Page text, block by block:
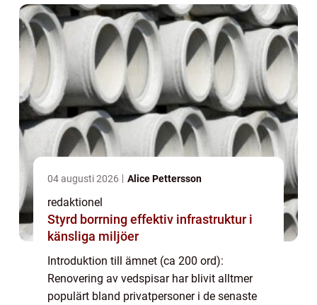
und...
04 augusti 2026 Alice Pettersson
redaktionel
Styrd borrning effektiv infrastruktur i
känsliga miljöer
Introduktion till ämnet (ca 200 ord):
Renovering av vedspisar har blivit alltmer
populärt bland privatpersoner i de senaste